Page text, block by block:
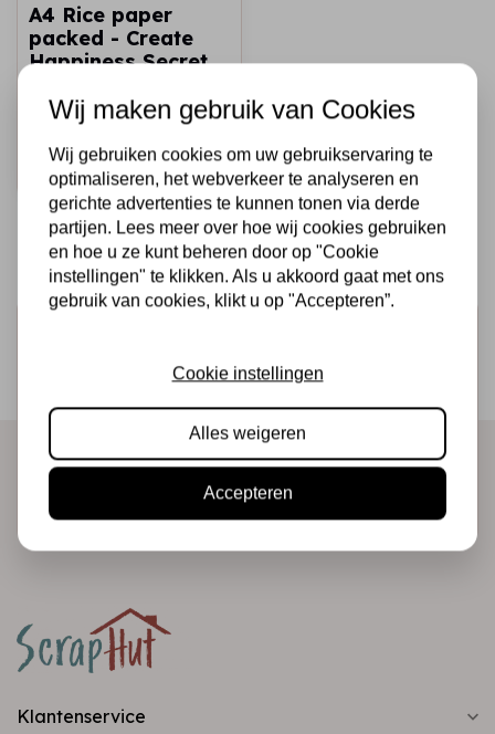
A4 Rice paper
packed - Create
Happiness Secret
€2,25 Op voorraad
Snel toevoegen
Ontvang als eerste onze actie en nieuwe producten
Klantenservice
Wij maken gebruik van Cookies
Wij gebruiken cookies om uw gebruikservaring te
optimaliseren, het webverkeer te analyseren en
gerichte advertenties te kunnen tonen via derde
partijen. Lees meer over hoe wij cookies gebruiken
en hoe u ze kunt beheren door op "Cookie
instellingen" te klikken. Als u akkoord gaat met ons
gebruik van cookies, klikt u op "Accepteren”.
Cookie instellingen
Alles weigeren
Accepteren